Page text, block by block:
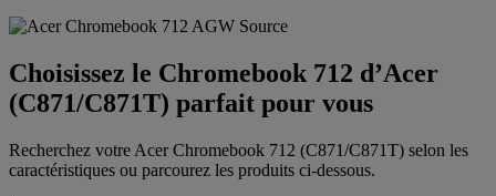
Choisissez le Chromebook 712 d’Acer
(C871/C871T) parfait pour vous
Recherchez votre Acer Chromebook 712 (C871/C871T) selon les
caractéristiques ou parcourez les produits ci-dessous.